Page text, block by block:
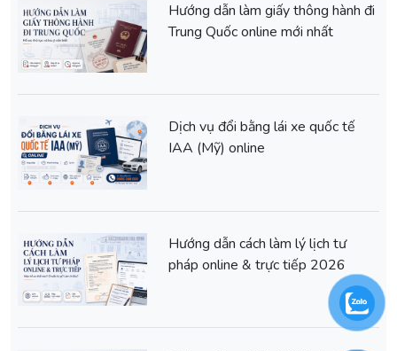
Hướng dẫn làm giấy thông hành đi
Trung Quốc online mới nhất
Dịch vụ đổi bằng lái xe quốc tế
IAA (Mỹ) online
Hướng dẫn cách làm lý lịch tư
pháp online & trực tiếp 2026